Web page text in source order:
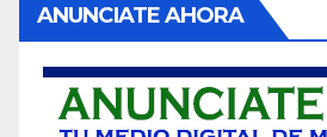
ANUNCIATE AHORA